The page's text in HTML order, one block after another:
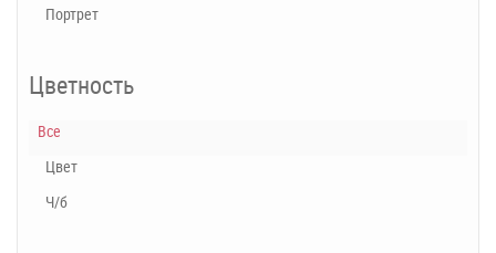
Портрет
Цветность
Все
Цвет
Ч/б